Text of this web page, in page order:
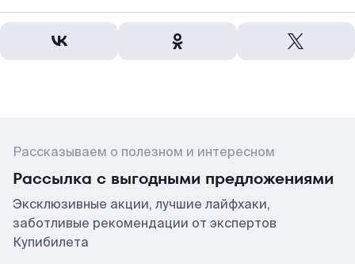
Рассказываем о полезном и интересном
Рассылка с выгодными предложениями
Эксклюзивные акции, лучшие лайфхаки,
заботливые рекомендации от экспертов
Купибилета